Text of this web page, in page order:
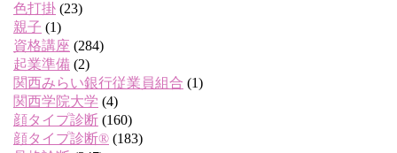
色打掛 (23)
親子 (1)
資格講座 (284)
起業準備 (2)
関西みらい銀行従業員組合 (1)
関西学院大学 (4)
顔タイプ診断 (160)
顔タイプ診断® (183)